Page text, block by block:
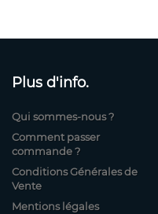
Plus d'info.
Qui sommes-nous ?
Comment passer
commande ?
Conditions Générales de
Vente
Mentions légales